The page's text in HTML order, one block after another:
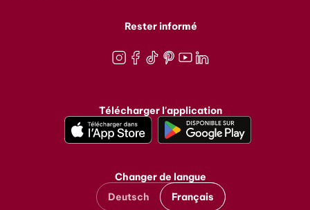
Rester informé
Télécharger l'application
Changer de langue
Deutsch
Français